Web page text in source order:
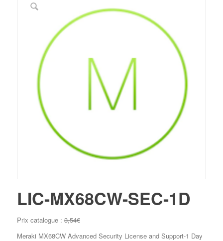
LIC-MX68CW-SEC-1D
Prix catalogue :3,54€
Meraki MX68CW Advanced Security License and Support-1 Day